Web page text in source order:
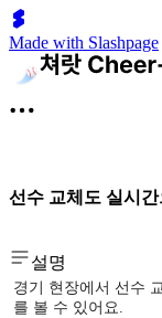
Made with Slashpage
선수 교체도 실시간
설명
경기 현장에서 선수
를 볼 수 있어요.